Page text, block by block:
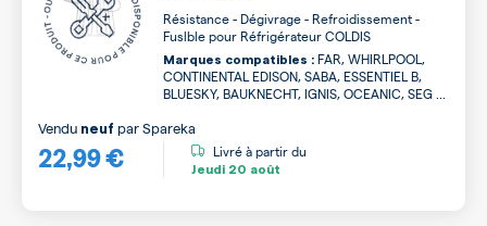
Résistance - Dégivrage - Refroidissement -
Fuslble pour Réfrigérateur COLDIS
Marques compatibles : FAR, WHIRLPOOL,
CONTINENTAL EDISON, SABA, ESSENTIEL B,
BLUESKY, BAUKNECHT, IGNIS, OCEANIC, SEG ...
22,99 €
Vendu neuf parSpareka
Livré à partir du
Jeudi 20 août